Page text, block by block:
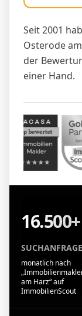
Seit 2001
Osterode
der
einer Hand.
16.500+
monatlich nach
am Harz“ auf
ImmobilienScout